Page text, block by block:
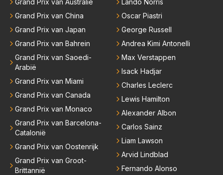
Grand Prix van China
Grand Prix van Japan
Grand Prix van Bahrein
Grand Prix van Saoedi-
Arabië
Grand Prix van Miami
Grand Prix van Canada
Grand Prix van Monaco
Grand Prix van Barcelona-
Catalonië
Grand Prix van Oostenrijk
Grand Prix van Groot-
Brittannië
Oscar Piastri
George Russell
Andrea Kimi Antonelli
Max Verstappen
Isack Hadjar
Charles Leclerc
Lewis Hamilton
Alexander Albon
Carlos Sainz
Liam Lawson
Arvid Lindblad
Fernando Alonso